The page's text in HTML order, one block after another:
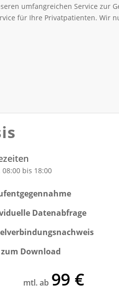
umfangreichen Service zur
für Ihre Privatpatienten. Wir
08:00 bis 18:00
Datenabfrage
Download
mtl. ab 99 €